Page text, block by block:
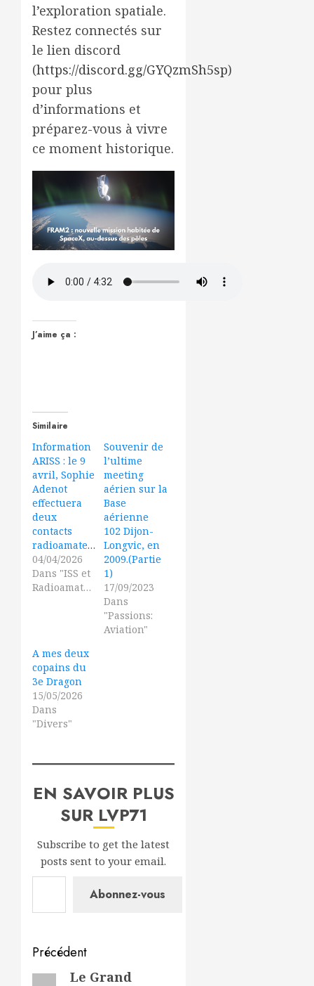
l’exploration spatiale.
Restez connectés sur
le lien discord
(https://discord.gg/GYQzmSh5sp)
pour plus
d’informations et
préparez-vous à vivre
ce moment historique.
J’aime ça :
Similaire
Information
ARISS : le 9
avril, Sophie
Adenot
effectuera
deux
contacts
radioamateurs.
04/04/2026
Dans "ISS et
Radioamateurs"
Souvenir de
l’ultime
meeting
aérien sur la
Base
aérienne
102 Dijon-
Longvic, en
2009.(Partie
1)
17/09/2023
Dans
"Passions:
Aviation"
A mes deux
copains du
3e Dragon
15/05/2026
Dans
"Divers"
EN SAVOIR PLUS
SUR LVP71
Subscribe to get the latest
posts sent to your email.
Saisissez votre adresse e-mail…
Abonnez-vous
Navigation
Précédent
ArticleLe Grand